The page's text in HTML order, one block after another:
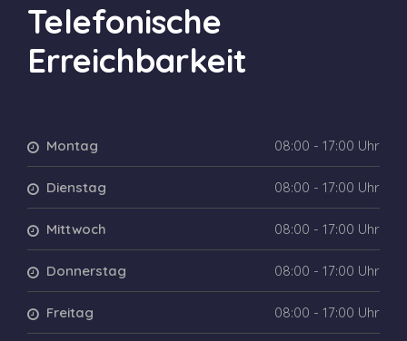
Telefonische
Erreichbarkeit
Montag 08:00 - 17:00 Uhr
Dienstag 08:00 - 17:00 Uhr
Mittwoch 08:00 - 17:00 Uhr
Donnerstag 08:00 - 17:00 Uhr
Freitag 08:00 - 17:00 Uhr